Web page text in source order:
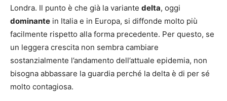
Londra. Il punto è che già la variante delta, oggi
dominante in Italia e in Europa, si diffonde molto più
facilmente rispetto alla forma precedente. Per questo, se
un leggera crescita non sembra cambiare
sostanzialmente l’andamento dell’attuale epidemia, non
bisogna abbassare la guardia perché la delta è di per sé
molto contagiosa.